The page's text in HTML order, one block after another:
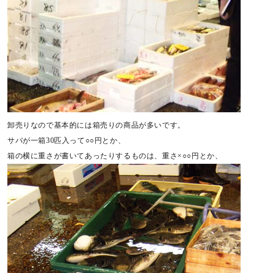
卸売りなので基本的には箱売りの商品が多いです。
サバが一箱30匹入って○○円とか、
箱の横に重さが書いてあったりするものは、重さ×○○円とか、